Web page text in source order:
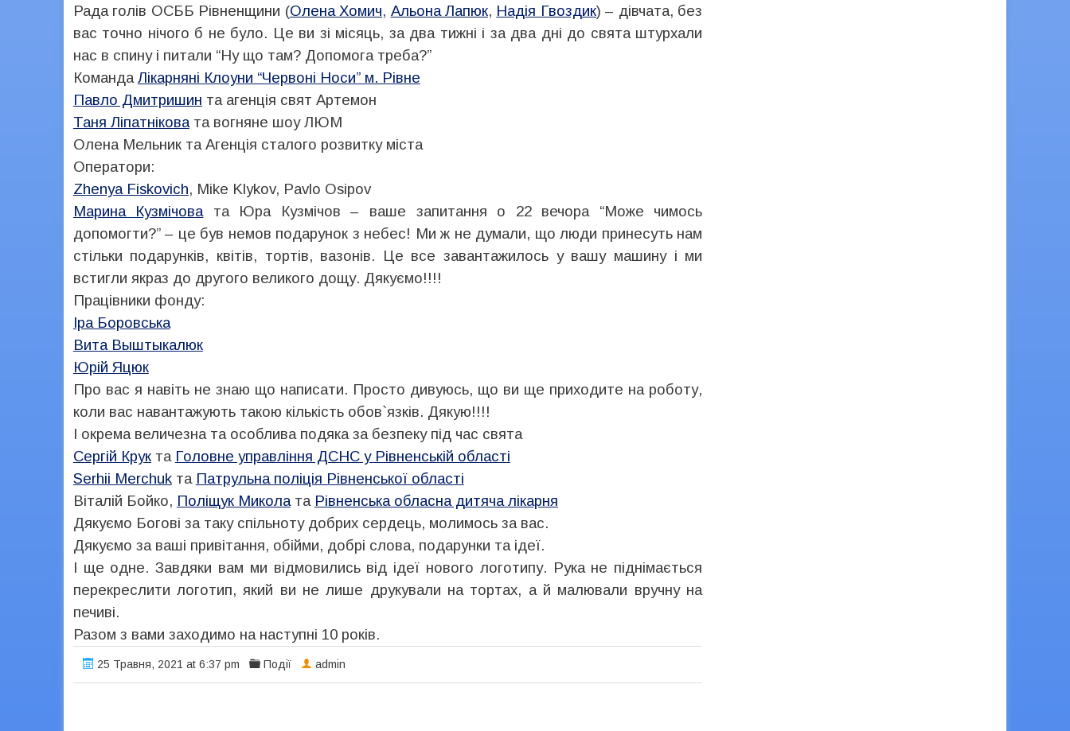
Рада голів ОСББ Рівненщини (Олена Хомич, Альона Лапюк, Надія Гвоздик) – дівчата, без
вас точно нічого б не було. Це ви зі місяць, за два тижні і за два дні до свята штурхали
нас в спину і питали “Ну що там? Допомога треба?”
Команда Лікарняні Клоуни “Червоні Носи” м. Рівне
Павло Дмитришин та агенція свят Артемон
Таня Ліпатніковата вогняне шоу ЛЮМ
Олена Мельник та Агенція сталого розвитку міста
Оператори:
Zhenya Fiskovich, Mike Klykov, Pavlo Osipov
Марина Кузмічовата Юра Кузмічов – ваше запитання о 22 вечора “Може чимось
допомогти?” – це був немов подарунок з небес! Ми ж не думали, що люди принесуть нам
стільки подарунків, квітів, тортів, вазонів. Це все завантажилось у вашу машину і ми
встигли якраз до другого великого дощу. Дякуємо!!!!
Працівники фонду:
Іра Боровська
Вита Выштыкалюк
Юрій Яцюк
Про вас я навіть не знаю що написати. Просто дивуюсь, що ви ще приходите на роботу,
коли вас навантажують такою кількість обов`язків. Дякую!!!!
І окрема величезна та особлива подяка за безпеку під час свята
Сергій Крукта Головне управління ДСНС у Рівненській області
Serhii Merchukта Патрульна поліція Рівненської області
Віталій Бойко, Поліщук Миколата Рівненська обласна дитяча лікарня
Дякуємо Богові за таку спільноту добрих сердець, молимось за вас.
Дякуємо за ваші привітання, обійми, добрі слова, подарунки та ідеї.
І ще одне. Завдяки вам ми відмовились від ідеї нового логотипу. Рука не піднімається
перекреслити логотип, який ви не лише друкували на тортах, а й малювали вручну на
печиві.
Разом з вами заходимо на наступні 10 років.
25 Травня, 2021 at 6:37 pm Події admin